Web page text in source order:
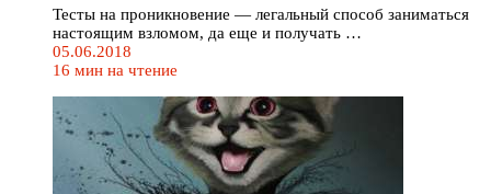
Тесты на проникновение — легальный способ заниматься
настоящим взломом, да еще и получать …
05.06.2018
16 мин на чтение